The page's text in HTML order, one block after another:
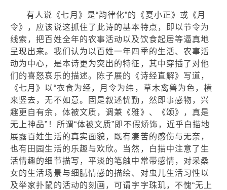
有人说《七月》是“韵律化”的《夏小正》或《月
令》，应该说这抓住了此诗的基本特点，即以节令为
线索，把百姓全年的农事活动以及饮食起居等逼真地
呈现出来。我们认为以百姓一年四季的生活、农事活
动为中心，是本诗更为突出的特征，其中穿插了对他
们的喜怒哀乐的描述。陈子展的《诗经直解》写道，
《七月》以“衣食为经，月令为纬，草木禽兽为色，横
来竖去，无不如意。固是叙述忧勤，然即事感物，兴
趣更自有余，体被文质，调兼《雅》、《颂》，真是
无上神品”！所谓“体被文质”即不假矫饰，近乎白描地
展露百姓生活的真实面貌，既有凄苦的感伤与无奈，
也有田园生活的乐趣与欢欣。当然，白描中注意了生
活情趣的细节描写，平淡的笔触中常带感情，对采桑
女的生活场景与细腻情感的描绘、对虫儿生活习性以
及举家扑鼠的活动的刻画，可谓字字珠玑，不愧“无上